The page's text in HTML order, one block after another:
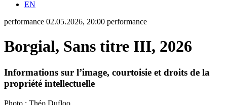
EN
performance 02.05.2026, 20:00 performance
Borgial, Sans titre III, 2026
Informations sur l’image, courtoisie et droits de la
propriété intellectuelle
Photo : Théo Dufloo